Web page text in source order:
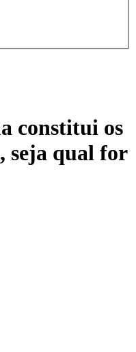
constitui os
seja qual for